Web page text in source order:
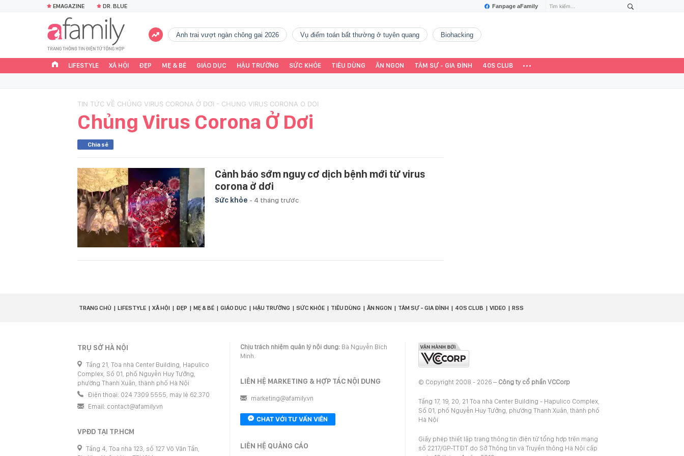
Fanpage aFamily
EMAGAZINE DR. BLUE
Anh trai vượt ngàn chông gai 2026 vụ điểm toán bất thường ở tuyên quang Biohacking
LIFESTYLE XÃ HỘI ĐẸP MẸ & BÉ GIÁO DỤC HẬU TRƯỜNG SỨC KHỎE TIÊU DÙNG ĂN NGON TÂM SỰ - GIA ĐÌNH 40S CLUB
TIN TỨC VỀ CHỦNG VIRUS CORONA Ở DƠI - CHUNG VIRUS CORONA O DOI
Chủng Virus Corona Ở Dơi
Chia sẻ
Cảnh báo sớm nguy cơ dịch bệnh mới từ virus
corona ở dơi
Sức khỏe - 4 tháng trước
TRANG CHỦ LIFESTYLE XÃ HỘI ĐẸP MẸ & BÉ GIÁO DỤC HẬU TRƯỜNG SỨC KHỎE TIÊU DÙNG ĂN NGON TÂM SỰ - GIA ĐÌNH 40S CLUB VIDEO RSS
TRỤ SỞ HÀ NỘI
Tầng 21, Tòa nhà Center Building, Hapulico
Complex, Số 01, phố Nguyễn Huy Tưởng,
phường Thanh Xuân, thành phố Hà Nội
Điện thoại: 024 7309 5555, máy lẻ 62.370
Email: contact@afamily.vn
VPĐD TẠI TP.HCM
Tầng 4, Tòa nhà 123, số 127 Võ Văn Tần,
Chịu trách nhiệm quản lý nội dung: Bà Nguyễn Bích
Minh.
LIÊN HỆ MARKETING & HỢP TÁC NỘI DUNG
marketing@afamily.vn
CHAT VỚI TƯ VẤN VIÊN
LIÊN HỆ QUẢNG CÁO
© Copyright 2008 - 2026 – Công ty cổ phần VCCorp
Tầng 17, 19, 20, 21 Tòa nhà Center Building - Hapulico Complex,
Số 01, phố Nguyễn Huy Tưởng, phường Thanh Xuân, thành phố
Hà Nội
Giấy phép thiết lập trang thông tin điện tử tổng hợp trên mạng
số 2217/GP-TTĐT do Sở Thông tin và Truyền thông Hà Nội cấp